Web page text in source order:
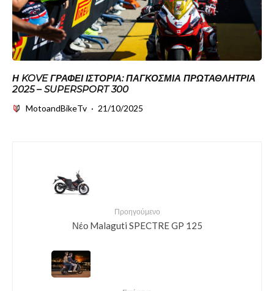
Η KOVE ΓΡΆΦΕΙ ΙΣΤΟΡΊΑ: ΠΑΓΚΌΣΜΙΑ ΠΡΩΤΑΘΛΉΤΡΙΑ
2025 – SUPERSPORT 300
MotoandBikeTv · 21/10/2025
Προηγούμενο
Νέο Malaguti SPECTRE GP 125